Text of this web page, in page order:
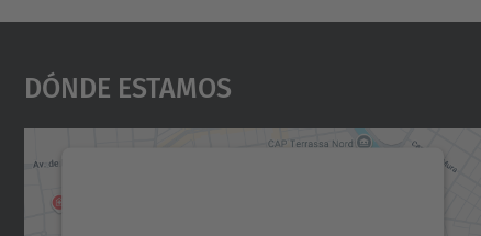
Dónde Estamos